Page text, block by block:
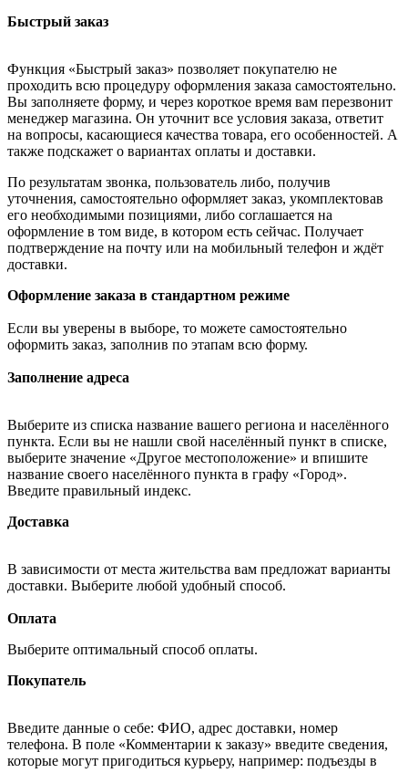
Быстрый заказ
Функция «Быстрый заказ» позволяет покупателю не
проходить всю процедуру оформления заказа самостоятельно.
Вы заполняете форму, и через короткое время вам перезвонит
менеджер магазина. Он уточнит все условия заказа, ответит
на вопросы, касающиеся качества товара, его особенностей. А
также подскажет о вариантах оплаты и доставки.
По результатам звонка, пользователь либо, получив
уточнения, самостоятельно оформляет заказ, укомплектовав
его необходимыми позициями, либо соглашается на
оформление в том виде, в котором есть сейчас. Получает
подтверждение на почту или на мобильный телефон и ждёт
доставки.
Оформление заказа в стандартном режиме
Если вы уверены в выборе, то можете самостоятельно
оформить заказ, заполнив по этапам всю форму.
Заполнение адреса
Выберите из списка название вашего региона и населённого
пункта. Если вы не нашли свой населённый пункт в списке,
выберите значение «Другое местоположение» и впишите
название своего населённого пункта в графу «Город».
Введите правильный индекс.
Доставка
В зависимости от места жительства вам предложат варианты
доставки. Выберите любой удобный способ.
Оплата
Выберите оптимальный способ оплаты.
Покупатель
Введите данные о себе: ФИО, адрес доставки, номер
телефона. В поле «Комментарии к заказу» введите сведения,
которые могут пригодиться курьеру, например: подъезды в